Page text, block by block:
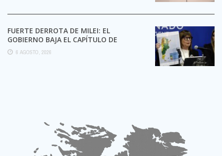
FUERTE DERROTA DE MILEI: EL
GOBIERNO BAJA EL CAPÍTULO DE
EXTRANJERIZACIÓN DE TIERRAS
6 AGOSTO, 2026